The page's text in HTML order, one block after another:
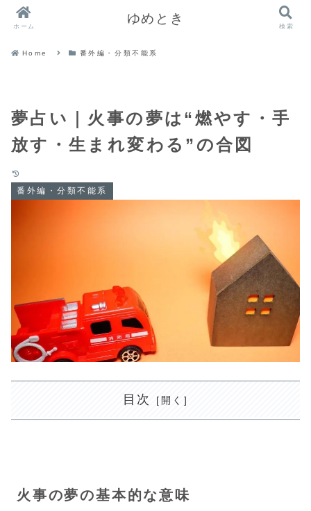
Home 番外編・分類不能系
夢占い｜火事の夢は“燃やす・手
放す・生まれ変わる”の合図
番外編・分類不能系
目次
火事の夢の基本的な意味
ホーム ゆめとき 検索